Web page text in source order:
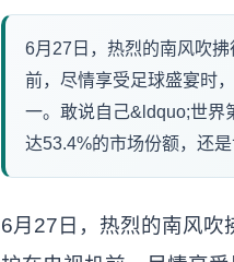
6月27日，热烈的南风吹
前，尽情享受足球盛宴时
一。敢说自己&ldquo;世界
达53.4%的市场份额，还
6月27日，热烈的南风吹